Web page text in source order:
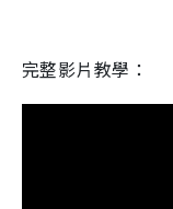
完整影片教學：